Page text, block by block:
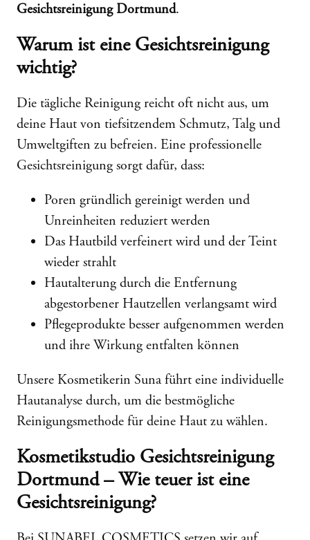
Gesichtsreinigung Dortmund.
Warum ist eine Gesichtsreinigung
wichtig?
Die tägliche Reinigung reicht oft nicht aus, um
deine Haut von tiefsitzendem Schmutz, Talg und
Umweltgiften zu befreien. Eine professionelle
Gesichtsreinigung sorgt dafür, dass:
Poren gründlich gereinigt werden und
Unreinheiten reduziert werden
Das Hautbild verfeinert wird und der Teint
wieder strahlt
Hautalterung durch die Entfernung
abgestorbener Hautzellen verlangsamt wird
Pflegeprodukte besser aufgenommen werden
und ihre Wirkung entfalten können
Unsere Kosmetikerin Suna führt eine individuelle
Hautanalyse durch, um die bestmögliche
Reinigungsmethode für deine Haut zu wählen.
Kosmetikstudio Gesichtsreinigung
Dortmund – Wie teuer ist eine
Gesichtsreinigung?